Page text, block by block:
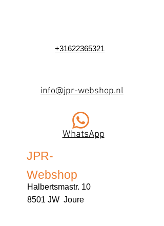
+31622365321
info@jpr-webshop.nl
WhatsApp
JPR-
Webshop
Halbertsmastr. 10
8501 JW Joure